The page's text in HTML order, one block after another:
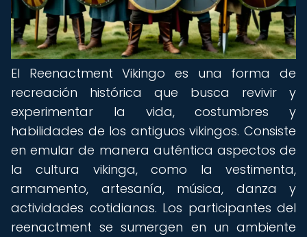
El Reenactment Vikingo es una forma de
recreación histórica que busca revivir y
experimentar la vida, costumbres y
habilidades de los antiguos vikingos. Consiste
en emular de manera auténtica aspectos de
la cultura vikinga, como la vestimenta,
armamento, artesanía, música, danza y
actividades cotidianas. Los participantes del
reenactment se sumergen en un ambiente